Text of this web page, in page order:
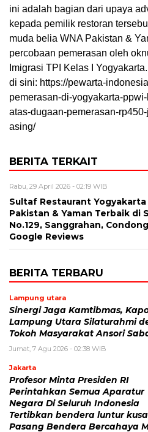
ini adalah bagian dari upaya
kepada pemilik restoran
muda belia WNA Pakistan &
percobaan pemerasan oleh
Imigrasi TPI Kelas I
di sini: https://pewarta-
pemerasan-di-yogyakarta-
atas-dugaan-pemerasan-
asing/
BERITA TERKAIT
Rabu, 29 April 2026 - 02:19 WIB
Sultaf Restaurant Yogyakarta
Pakistan & Yaman Terbaik di
No.129, Sanggrahan,
Google Reviews
BERITA TERBARU
Lampung utara
Sinergi Jaga Kamtibmas,
Lampung Utara Silaturahmi
Tokoh Masyarakat Ansori
Jumat, 7 Agu 2026 - 02:38 WIB
Jakarta
Profesor Minta Presiden RI
Perintahkan Semua Aparatur
Negara Di Seluruh Indonesia
Tertibkan bendera luntur
Pasang Bendera Bercahaya